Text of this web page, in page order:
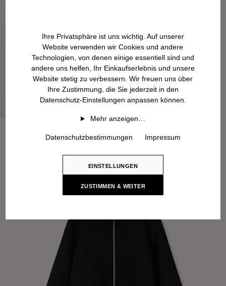
Ihre Privatsphäre ist uns wichtig. Auf unserer
Website verwenden wir Cookies und andere
Technologien, von denen einige essentiell sind und
andere uns helfen, Ihr Einkaufserlebnis und unsere
Website stetig zu verbessern. Wir freuen uns über
Ihre Zustimmung, die Sie jederzeit in den
Datenschutz-Einstellungen anpassen können.
Mehr anzeigen…
Datenschutzbestimmungen Impressum
EINSTELLUNGEN
ZUSTIMMEN & WEITER